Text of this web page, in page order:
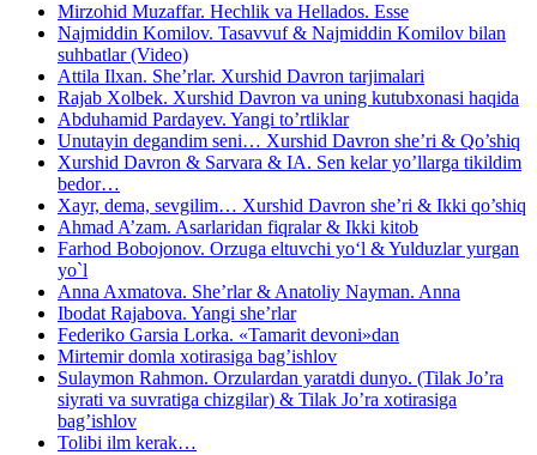
Mirzohid Muzaffar. Hechlik va Hellados. Esse
Najmiddin Komilov. Tasavvuf & Najmiddin Komilov bilan
suhbatlar (Video)
Attila Ilxan. She’rlar. Xurshid Davron tarjimalari
Rajab Xolbek. Xurshid Davron va uning kutubxonasi haqida
Abduhamid Pardayev. Yangi to’rtliklar
Unutayin degandim seni… Xurshid Davron she’ri & Qo’shiq
Xurshid Davron & Sarvara & IA. Sen kelar yo’llarga tikildim
bedor…
Xayr, dema, sevgilim… Xurshid Davron she’ri & Ikki qo’shiq
Ahmad A’zam. Asarlaridan fiqralar & Ikki kitob
Farhod Bobojonov. Orzuga eltuvchi yo‘l & Yulduzlar yurgan
yo`l
Anna Axmatova. She’rlar & Anatoliy Nayman. Anna
Ibodat Rajabova. Yangi she’rlar
Federiko Garsia Lorka. «Tamarit devoni»dan
Mirtemir domla xotirasiga bag’ishlov
Sulaymon Rahmon. Orzulardan yaratdi dunyo. (Tilak Jo’ra
siyrati va suvratiga chizgilar) & Tilak Jo’ra xotirasiga
bag’ishlov
Tolibi ilm kerak…